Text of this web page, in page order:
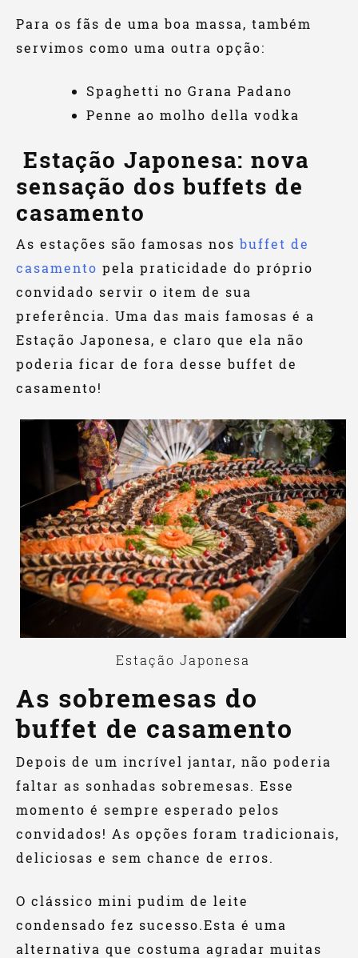
Para os fãs de uma boa massa, também
servimos como uma outra opção:
Spaghetti no Grana Padano
Penne ao molho della vodka
Estação Japonesa: nova
sensação dos buffets de
casamento
As estações são famosas nos buffet de
casamento pela praticidade do próprio
convidado servir o item de sua
preferência. Uma das mais famosas é a
Estação Japonesa, e claro que ela não
poderia ficar de fora desse buffet de
casamento!
Estação Japonesa
As sobremesas do
buffet de casamento
Depois de um incrível jantar, não poderia
faltar as sonhadas sobremesas. Esse
momento é sempre esperado pelos
convidados! As opções foram tradicionais,
deliciosas e sem chance de erros.
O clássico mini pudim de leite
condensado fez sucesso.Esta é uma
alternativa que costuma agradar muitas